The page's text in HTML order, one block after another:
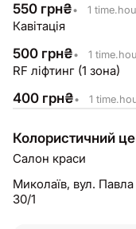
550 грн₴• 1
Кавітація
500 грн₴• 1
RF ліфтинг (1 зона)
400 грн₴• 1
Колористичний
Салон краси
Миколаїв, вул.
30/1